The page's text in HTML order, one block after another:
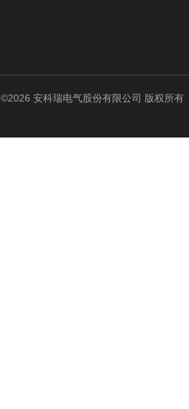
©2026 安科瑞电气股份有限公司 版权所